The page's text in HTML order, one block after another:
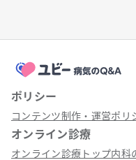
ポリシー
コンテンツ制作・運営ポリ
オンライン診療
オンライン診療トップ内科